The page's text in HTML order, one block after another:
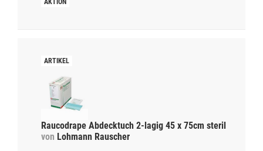
Raucodrape Abdecktuch 2-lagig 45 x 75cm steril
von Lohmann Rauscher